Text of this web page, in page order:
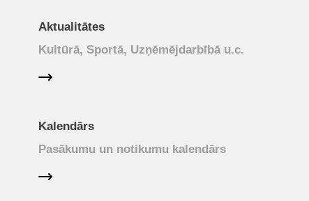
Aktualitātes
Kultūrā, Sportā, Uzņēmējdarbībā u.c.
Kalendārs
Pasākumu un notikumu kalendārs